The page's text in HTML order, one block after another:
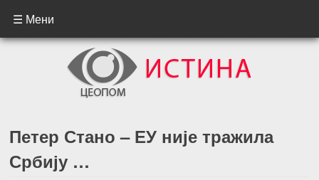
☰ Мени
Петер Стано – ЕУ није тражила
Србију …